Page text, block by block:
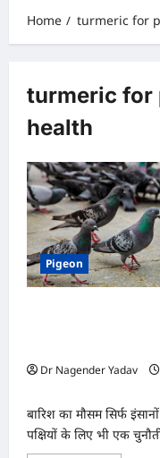
Home turmeric for
turmeric for
health
Pigeon
Dr Nagender Yadav
बारिश का मौसम सिर्फ
पक्षियों के लिए भी एक